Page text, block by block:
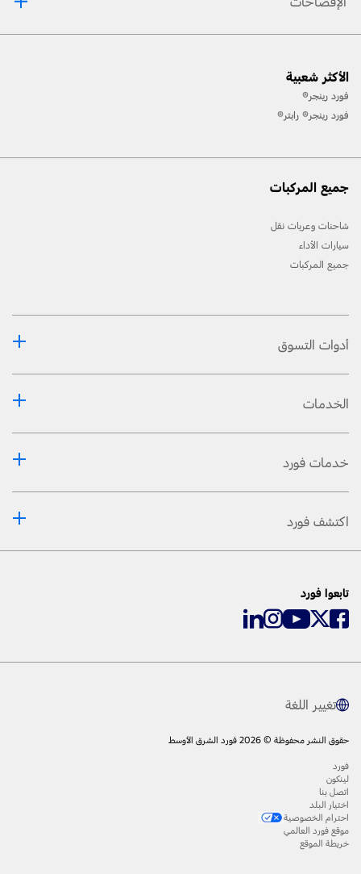
المسارات، وإستخدام معدّات السّلامة المناسبة.
[2] لن تتوفّر جميع ميّزات المركبة في جميع الأسواق. إتّصل بموزّع فورد المحلّي للحصول على أحدث
الأكثر شعبية
فورد رينجر®
فورد رينجر® رابتر®
جميع المركبات
شاحنات وعربات نقل
سيارات الأداء
جميع المركبات
أدوات التسوق
الخدمات
خدمات فورد
اكتشف فورد
تابعوا فورد
تغيير اللغة
حقوق النشر محفوظة © 2026 فورد الشرق الأوسط
فورد
لينكون
اتصل بنا
اختيار البلد
احترام الخصوصية
موقع فورد العالمي
خريطة الموقع